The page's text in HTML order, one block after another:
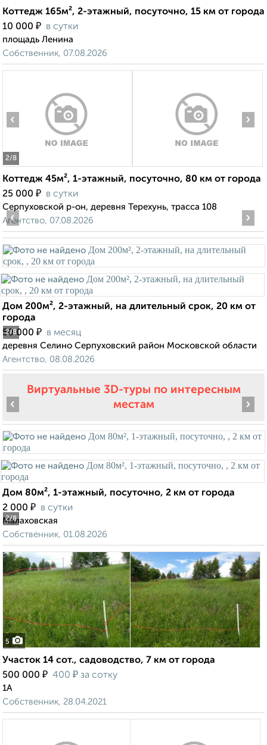
Коттедж 165м², 2-этажный, посуточно, 15 км от города
10 000 ₽ в сутки
площадь Ленина
Собственник, 07.08.2026
2/8
‹ ›
Коттедж 45м², 1-этажный, посуточно, 80 км от города
25 000 ₽ в сутки
Серпуховской р-он, деревня Терехунь, трасса 108
Агентство, 07.08.2026
2/8
‹ ›
Дом 200м², 2-этажный, на длительный срок, 20 км от
города
50 000 ₽ в месяц
деревня Селино Серпуховский район Московской области
Агентство, 08.08.2026
Виртуальные 3D-туры по интересным
местам
2/8
‹ ›
Дом 80м², 1-этажный, посуточно, 2 км от города
2 000 ₽ в сутки
Малаховская
Собственник, 01.08.2026
5
Участок 14 сот., садоводство, 7 км от города
500 000 ₽ 400 ₽ за сотку
1А
Собственник, 28.04.2021